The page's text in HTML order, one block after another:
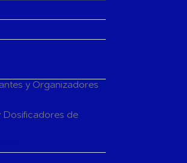
y Organizadores
de